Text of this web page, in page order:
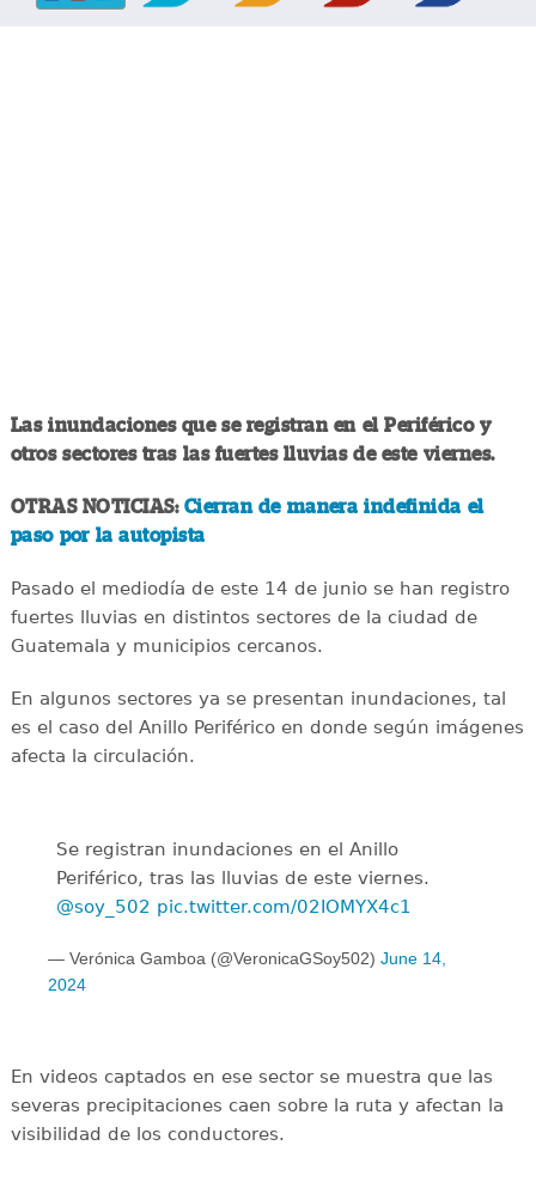
Las inundaciones que se registran en el Periférico y
otros sectores tras las fuertes lluvias de este viernes.
OTRAS NOTICIAS: Cierran de manera indefinida el
paso por la autopista
Pasado el mediodía de este 14 de junio se han registro
fuertes lluvias en distintos sectores de la ciudad de
Guatemala y municipios cercanos.
En algunos sectores ya se presentan inundaciones, tal
es el caso del Anillo Periférico en donde según imágenes
afecta la circulación.
Se registran inundaciones en el Anillo
Periférico, tras las lluvias de este viernes.
@soy_502 pic.twitter.com/02IOMYX4c1
— Verónica Gamboa (@VeronicaGSoy502) June 14,
2024
En videos captados en ese sector se muestra que las
severas precipitaciones caen sobre la ruta y afectan la
visibilidad de los conductores.